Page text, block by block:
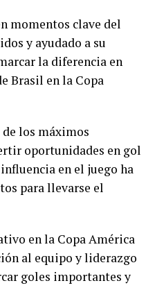
momentos clave del
y ayudado a su
la diferencia en
Brasil en la Copa
los máximos
oportunidades en gol
en el juego ha
para llevarse el
en la Copa América
al equipo y liderazgo
goles importantes y